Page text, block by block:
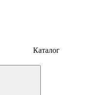
Каталог